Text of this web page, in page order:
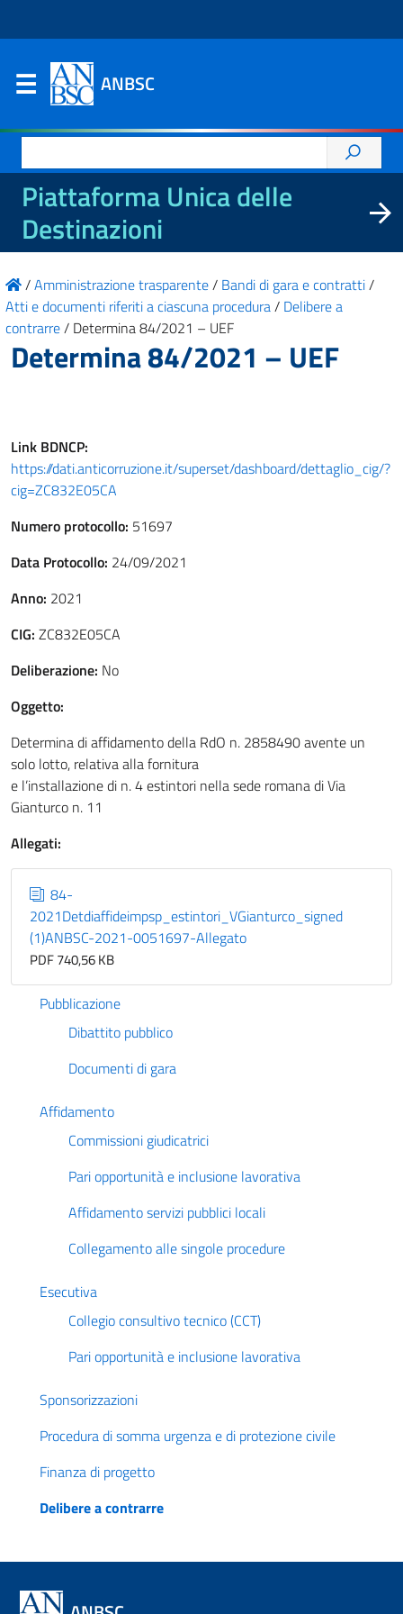
ANBSC
per:
Piattaforma Unica delle
Destinazioni
/Amministrazione trasparente/ Bandi di gara e contratti/
Atti e documenti riferiti a ciascuna procedura/ Delibere a
contrarre/ Determina 84/2021 – UEF
Determina 84/2021 – UEF
Link BDNCP:
https://dati.anticorruzione.it/superset/dashboard/dettaglio_cig/?
cig=ZC832E05CA
Numero protocollo: 51697
Data Protocollo: 24/09/2021
Anno: 2021
CIG: ZC832E05CA
Deliberazione: No
Oggetto:
Determina di affidamento della RdO n. 2858490 avente un
solo lotto, relativa alla fornitura
e l’installazione di n. 4 estintori nella sede romana di Via
Gianturco n. 11
Allegati:
84-
2021Detdiaffideimpsp_estintori_VGianturco_signed
(1)ANBSC-2021-0051697-Allegato
PDF 740,56 KB
Pubblicazione
Dibattito pubblico
Documenti di gara
Affidamento
Commissioni giudicatrici
Pari opportunità e inclusione lavorativa
Affidamento servizi pubblici locali
Collegamento alle singole procedure
Esecutiva
Collegio consultivo tecnico (CCT)
Pari opportunità e inclusione lavorativa
Sponsorizzazioni
Procedura di somma urgenza e di protezione civile
Finanza di progetto
Delibere a contrarre